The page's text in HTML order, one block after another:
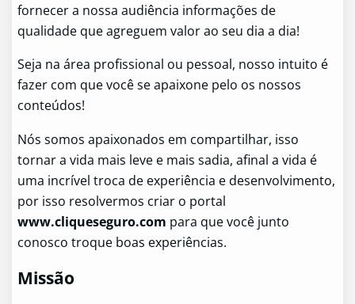
fornecer a nossa audiência informações de
qualidade que agreguem valor ao seu dia a dia!
Seja na área profissional ou pessoal, nosso intuito é
fazer com que você se apaixone pelo os nossos
conteúdos!
Nós somos apaixonados em compartilhar, isso
tornar a vida mais leve e mais sadia, afinal a vida é
uma incrível troca de experiência e desenvolvimento,
por isso resolvermos criar o portal
www.cliqueseguro.com para que você junto
conosco troque boas experiências.
Missão